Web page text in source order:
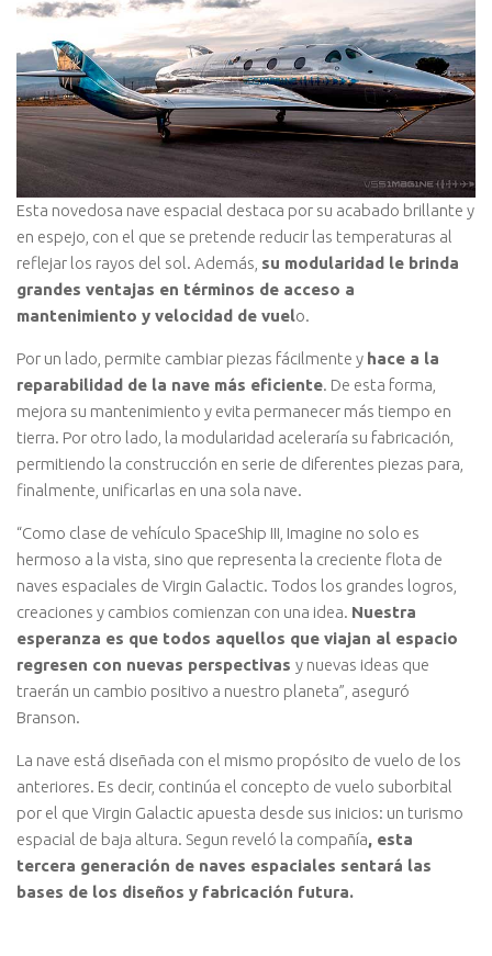
Esta novedosa nave espacial destaca por su acabado brillante y
en espejo, con el que se pretende reducir las temperaturas al
reflejar los rayos del sol. Además, su modularidad le brinda
grandes ventajas en términos de acceso a
mantenimiento y velocidad de vuelo.
Por un lado, permite cambiar piezas fácilmente y hace a la
reparabilidad de la nave más eficiente. De esta forma,
mejora su mantenimiento y evita permanecer más tiempo en
tierra. Por otro lado, la modularidad aceleraría su fabricación,
permitiendo la construcción en serie de diferentes piezas para,
finalmente, unificarlas en una sola nave.
“Como clase de vehículo SpaceShip III, Imagine no solo es
hermoso a la vista, sino que representa la creciente flota de
naves espaciales de Virgin Galactic. Todos los grandes logros,
creaciones y cambios comienzan con una idea. Nuestra
esperanza es que todos aquellos que viajan al espacio
regresen con nuevas perspectivas y nuevas ideas que
traerán un cambio positivo a nuestro planeta”, aseguró
Branson.
La nave está diseñada con el mismo propósito de vuelo de los
anteriores. Es decir, continúa el concepto de vuelo suborbital
por el que Virgin Galactic apuesta desde sus inicios: un turismo
espacial de baja altura. Segun reveló la compañía, esta
tercera generación de naves espaciales sentará las
bases de los diseños y fabricación futura.